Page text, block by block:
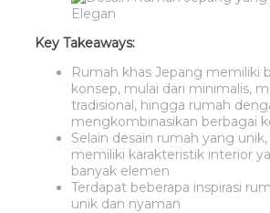
Key Takeaways:
Rumah khas Jepang memiliki
konsep, mulai dari minimalis,
tradisional, hingga rumah
mengkombinasikan berbagai
Selain desain rumah yang
memiliki karakteristik interior
banyak elemen
Terdapat beberapa inspirasi
unik dan nyaman